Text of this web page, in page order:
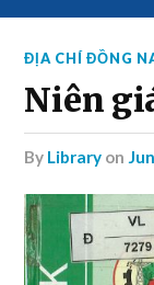
ĐỊA CHÍ ĐỒNG
Niên
by Library on